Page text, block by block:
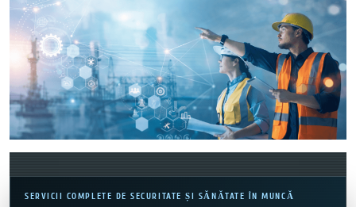
SERVICII COMPLETE DE SECURITATE ȘI SĂNĂTATE ÎN MUNCĂ